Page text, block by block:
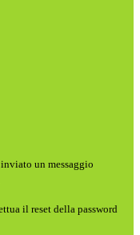
un messaggio
il reset della password